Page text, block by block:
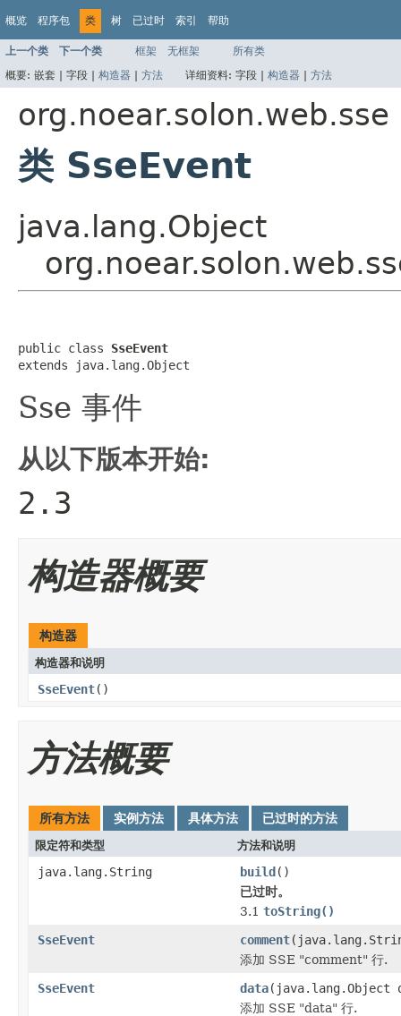
概览 程序包 类 树 已过时 索引 帮助
上一个类 下一个类 框架 无框架
所有类
概要: 嵌套 | 字段 | 构造器 | 方法 详细资料: 字段 | 构造器 | 方法
org.noear.solon.web.sse
类 SseEvent
java.lang.Object
public class SseEvent
extends java.lang.Object
Sse 事件
从以下版本开始:
2.3
构造器概要
构造器
构造器和说明
SseEvent()
方法概要
所有方法 实例方法 具体方法 已过时的方法
限定符和类型 方法和说明
java.lang.String build()
已过时。
3.1 toString()
SseEvent
comment
添加 SSE "comment" 行.
SseEvent
data(java.lang.Object
添加 SSE "data" 行.